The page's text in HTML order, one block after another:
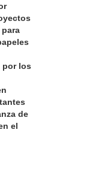
por los
de
el